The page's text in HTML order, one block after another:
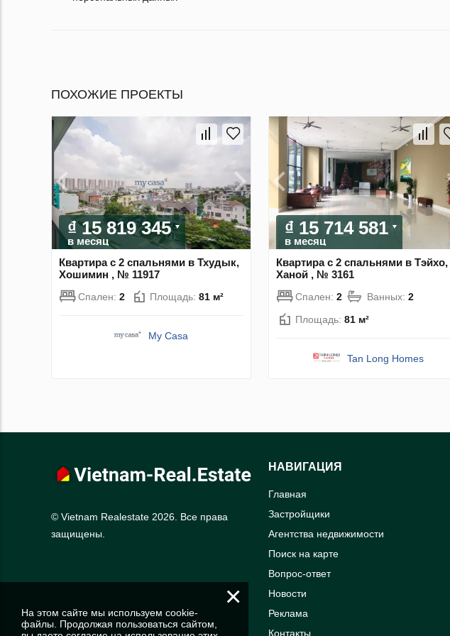
ПОХОЖИЕ ПРОЕКТЫ
₫ 15 819 345
в месяц
Квартира с 2 спальнями в Тхудык,
Хошимин , № 11917
Спален: 2 Площадь: 81 м²
My Casa
₫ 15 714 581
в месяц
Квартира с 2 спальнями в Тэйхо,
Ханой , № 3161
Спален: 2 Ванных: 2
Площадь: 81 м²
Tan Long Homes
© Vietnam Realestate 2026. Все права
защищены.
НАВИГАЦИЯ
Главная
Застройщики
Агентства недвижимости
Поиск на карте
Вопрос-ответ
Новости
Реклама
Контакты
×
На этом сайте мы используем cookie-
файлы. Продолжая пользоваться сайтом,